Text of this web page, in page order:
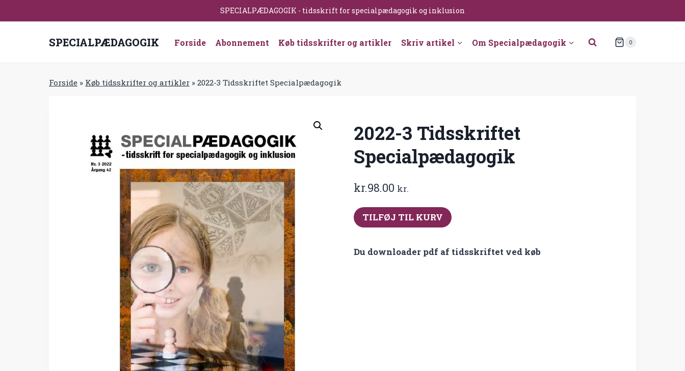
til
SPECIALPÆDAGOGIK - tidsskrift for specialpædagogik og inklusion
SPECIALPÆDAGOGIK Forside Abonnement Køb tidsskrifter og artikler Skriv artikel Om Specialpædagogik 0
Forside » Køb tidsskrifter og artikler » 2022-3 Tidsskriftet Specialpædagogik
2022-3 Tidsskriftet
Specialpædagogik
kr.98.00 kr.
2022-
3
Specialpædagogik
TILFØJ TIL KURV
Du downloader pdf af tidsskriftet ved køb